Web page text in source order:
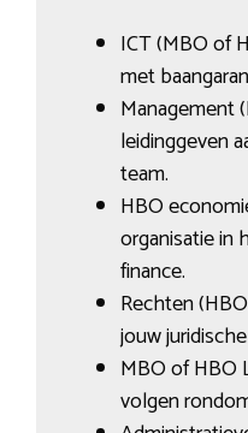
ICT (MBO of
met
Management
leidinggeven
team.
HBO
organisatie in
finance.
Rechten
jouw
MBO of HBO
volgen